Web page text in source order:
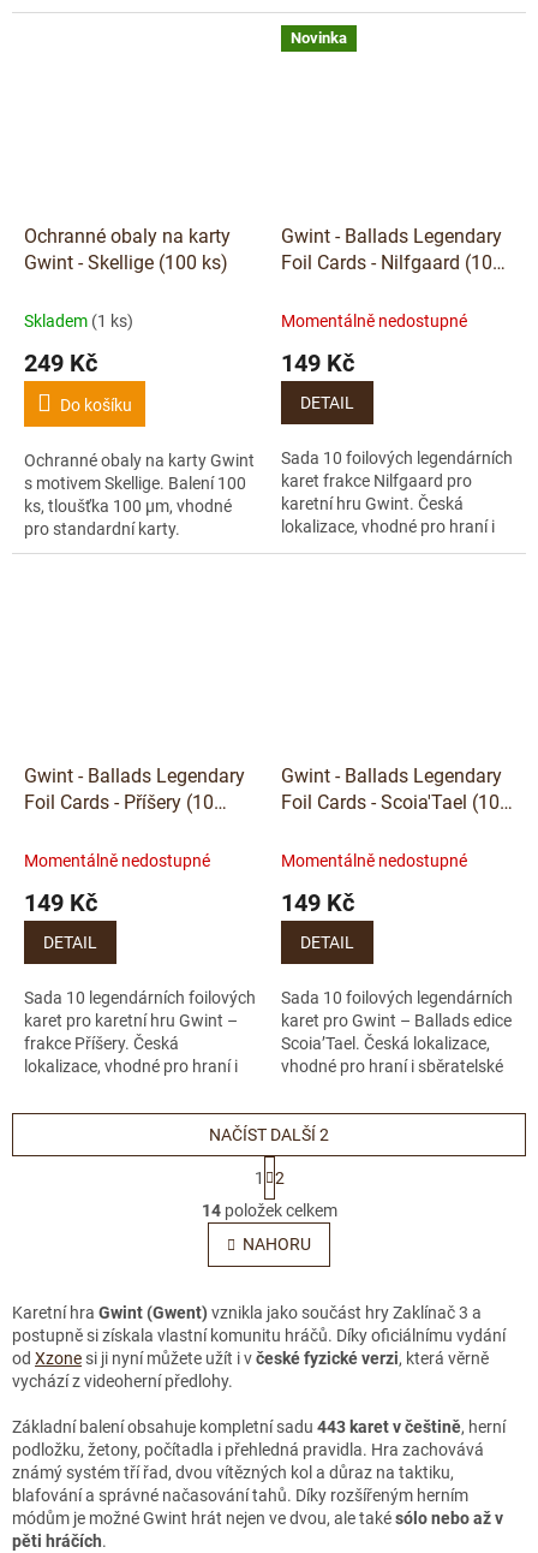
Ochranné obaly na karty
Gwint - Skellige (100 ks)
Skladem (1 ks)
249 Kč
Do košíku
Ochranné obaly na karty Gwint
s motivem Skellige. Balení 100
ks, tloušťka 100 μm, vhodné
pro standardní karty.
Novinka
Gwint - Ballads Legendary
Foil Cards - Nilfgaard (10
Momentálně nedostupné
149 Kč
DETAIL
Sada 10 foilových legendárních
karet frakce Nilfgaard pro
karetní hru Gwint. Česká
lokalizace, vhodné pro hraní i
sběratelské účely.
Gwint - Ballads Legendary
Foil Cards - Příšery (10
Momentálně nedostupné
149 Kč
DETAIL
Sada 10 legendárních foilových
karet pro karetní hru Gwint –
frakce Příšery. Česká
lokalizace, vhodné pro hraní i
Gwint - Ballads Legendary
Foil Cards - Scoia'Tael (10
Momentálně nedostupné
149 Kč
DETAIL
Sada 10 foilových legendárních
karet pro Gwint – Ballads edice
Scoia’Tael. Česká lokalizace,
vhodné pro hraní i sběratelské
O
v
l
á
a
c
í
v
k
y
v
ý
NAČÍST DALŠÍ 2
t
r
á
n
k
v
á
n
í
1
2
14položek celkem
NAHORU
Karetní hra Gwint (Gwent) vznikla jako součást hry Zaklínač 3 a
postupně si získala vlastní komunitu hráčů. Díky oficiálnímu vydání
od Xzone si ji nyní můžete užít i včeské fyzické verzi, která věrně
vychází z videoherní předlohy.
Základní balení obsahuje kompletní sadu 443 karet v češtině, herní
podložku, žetony, počítadla i přehledná pravidla. Hra zachovává
známý systém tří řad, dvou vítězných kol a důraz na taktiku,
blafování a správné načasování tahů. Díky rozšířeným herním
módům je možné Gwint hrát nejen ve dvou, ale takésólo nebo až v
pěti hráčích.